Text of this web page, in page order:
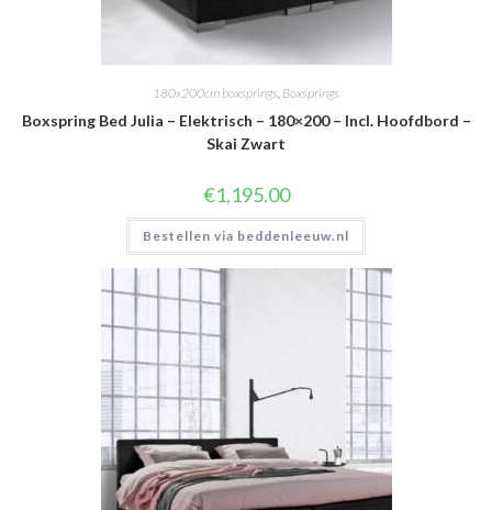
180x200cm boxsprings Boxsprings
Boxspring Bed Julia – Elektrisch – 180×200 – Incl. Hoofdbord –
Skai Zwart
€1,195.00
Bestellen via beddenleeuw.nl